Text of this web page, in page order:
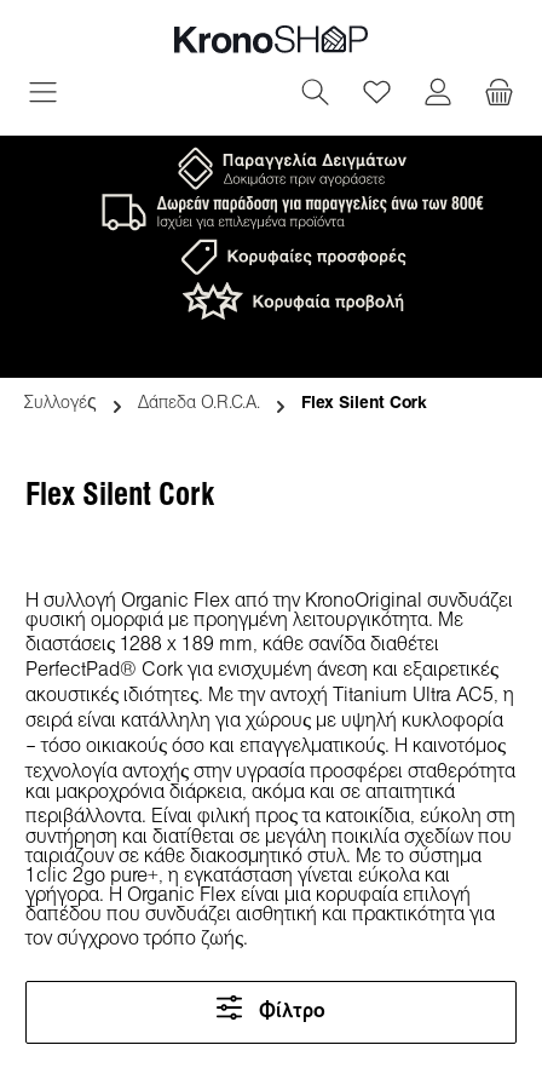
Έχετε 0
Συλλογές Δάπεδα O.R.C.A. Flex Silent Cork
Flex Silent Cork
Η συλλογή Organic Flex από την KronoOriginal συνδυάζει
φυσική ομορφιά με προηγμένη λειτουργικότητα. Με
διαστάσεις 1288 x 189 mm, κάθε σανίδα διαθέτει
PerfectPad® Cork για ενισχυμένη άνεση και εξαιρετικές
ακουστικές ιδιότητες. Με την αντοχή Titanium Ultra AC5, η
σειρά είναι κατάλληλη για χώρους με υψηλή κυκλοφορία
– τόσο οικιακούς όσο και επαγγελματικούς. Η καινοτόμος
τεχνολογία αντοχής στην υγρασία προσφέρει σταθερότητα
και μακροχρόνια διάρκεια, ακόμα και σε απαιτητικά
περιβάλλοντα. Είναι φιλική προς τα κατοικίδια, εύκολη στη
συντήρηση και διατίθεται σε μεγάλη ποικιλία σχεδίων που
ταιριάζουν σε κάθε διακοσμητικό στυλ. Με το σύστημα
1clic 2go pure+, η εγκατάσταση γίνεται εύκολα και
γρήγορα. Η Organic Flex είναι μια κορυφαία επιλογή
δαπέδου που συνδυάζει αισθητική και πρακτικότητα για
τον σύγχρονο τρόπο ζωής.
Φίλτρο